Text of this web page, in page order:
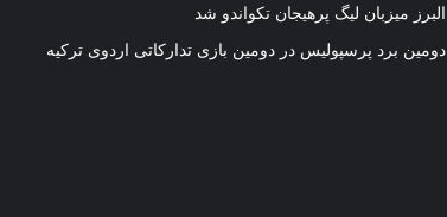
البرز میزبان لیگ پرهیجان تکواندو شد
دومین برد پرسپولیس در دومین بازی تدارکاتی اردوی ترکیه